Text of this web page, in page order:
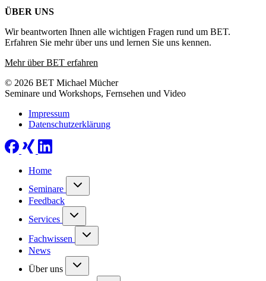
ÜBER UNS
Wir beantworten Ihnen alle wichtigen Fragen rund um BET.
Erfahren Sie mehr über uns und lernen Sie uns kennen.
Mehr über BET erfahren
© 2026 BET Michael Mücher
Seminare und Workshops, Fernsehen und Video
Impressum
Datenschutzerklärung
Home
Seminare
Feedback
Services
Fachwissen
News
Über uns